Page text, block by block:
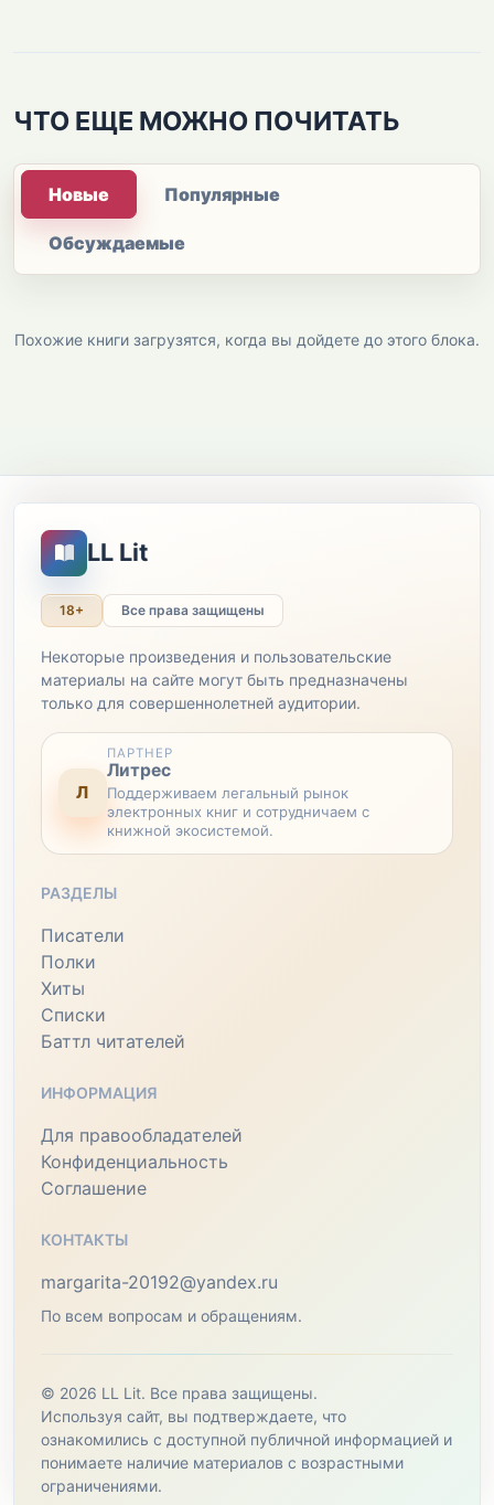
ЧТО ЕЩЕ МОЖНО ПОЧИТАТЬ
Новые Популярные
Обсуждаемые
Похожие книги загрузятся, когда вы дойдете до этого блока.
LL Lit
18+ Все права защищены
Некоторые произведения и пользовательские
материалы на сайте могут быть предназначены
только для совершеннолетней аудитории.
Л
ПАРТНЕР
Литрес
Поддерживаем легальный рынок
электронных книг и сотрудничаем с
книжной экосистемой.
РАЗДЕЛЫ
Писатели
Полки
Хиты
Списки
Баттл читателей
ИНФОРМАЦИЯ
Для правообладателей
Конфиденциальность
Соглашение
КОНТАКТЫ
margarita-20192@yandex.ru
По всем вопросам и обращениям.
© 2026 LL Lit. Все права защищены.
Используя сайт, вы подтверждаете, что
ознакомились с доступной публичной информацией и
понимаете наличие материалов с возрастными
ограничениями.